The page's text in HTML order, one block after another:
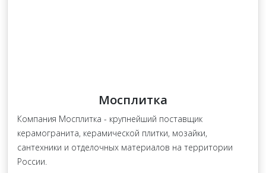
Мосплитка
Компания Мосплитка - крупнейший поставщик
керамогранита, керамической плитки, мозайки,
сантехники и отделочных материалов на территории
России.